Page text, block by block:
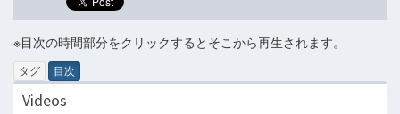
※目次の時間部分をクリックするとそこから再生されます。
タグ 目次
Videos